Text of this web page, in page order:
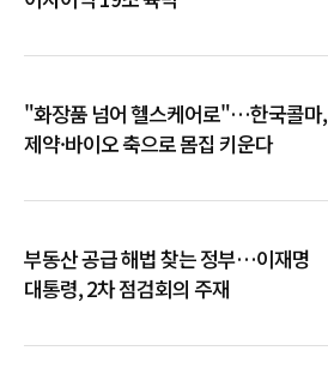
"화장품 넘어 헬스케어로"…한국콜마,
제약·바이오 축으로 몸집 키운다
부동산 공급 해법 찾는 정부…이재명
대통령, 2차 점검회의 주재